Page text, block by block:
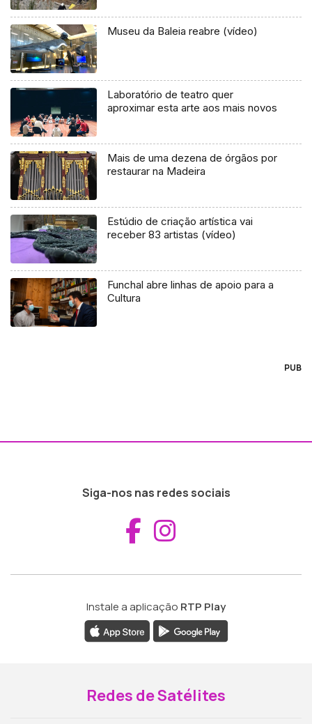
Museu da Baleia reabre (vídeo)
Laboratório de teatro quer
aproximar esta arte aos mais novos
Mais de uma dezena de órgãos por
restaurar na Madeira
Estúdio de criação artística vai
receber 83 artistas (vídeo)
Funchal abre linhas de apoio para a
Cultura
PUB
Siga-nos nas redes sociais
Aceder ao
Instale a aplicação RTP Play
Redes de Satélites